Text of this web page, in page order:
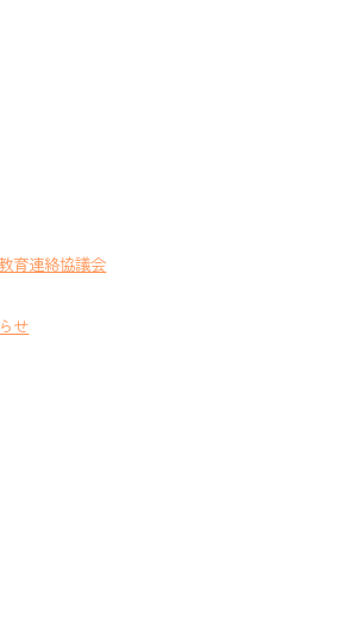
育連絡協議会
せ